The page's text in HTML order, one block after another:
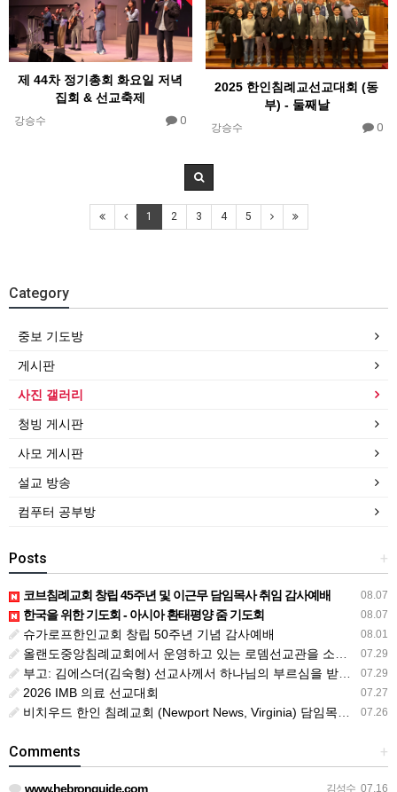
제 44차 정기총회 화요일 저녁
집회 & 선교축제
강승수 0
2025 한인침례교선교대회 (동
부) - 둘째날
강승수 0
1 2 3 4 5
Category
중보 기도방
게시판
사진 갤러리
청빙 게시판
사모 게시판
설교 방송
컴푸터 공부방
+
Posts
08.07
코브침례교회 창립 45주년 및 이근무 담임목사 취임 감사예배
08.07
한국을 위한 기도회 - 아시아 환태평양 줌 기도회
08.01
슈가로프한인교회 창립 50주년 기념 감사예배
07.29
올랜도중앙침례교회에서 운영하고 있는 로뎀선교관을 소개해 드립니다
07.29
부고: 김에스더(김숙형) 선교사께서 하나님의 부르심을 받았습니다.
07.27
2026 IMB 의료 선교대회
07.26
비치우드 한인 침례교회 (Newport News, Virginia) 담임목사 청빙
+
Comments
김성수 07.16
www.hebronguide.com